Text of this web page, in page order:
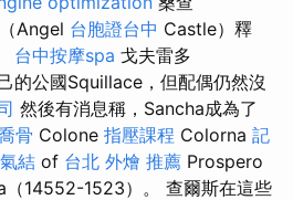
Angel 台胞證台中 Castle）釋
台中按摩spa 戈夫雷多
的公國Squillace，但配偶仍然沒
然後有消息稱，Sancha成為了
骨 Colone 指壓課程 Colorna 記
氣結 of 台北 外燴 推薦 Prospero
（14552-1523）。 查爾斯在這些